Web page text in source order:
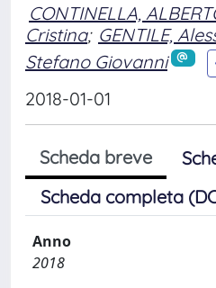
CONTINELLA,
Cristina; GENTILE,
Stefano Giovanni
2018-01-01
Scheda breve
Scheda completa
Anno
2018